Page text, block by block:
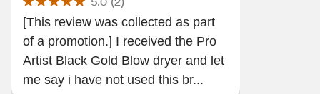
[This review was collected as part
of a promotion.] I received the Pro
Artist Black Gold Blow dryer and let
me say i have not used this br...